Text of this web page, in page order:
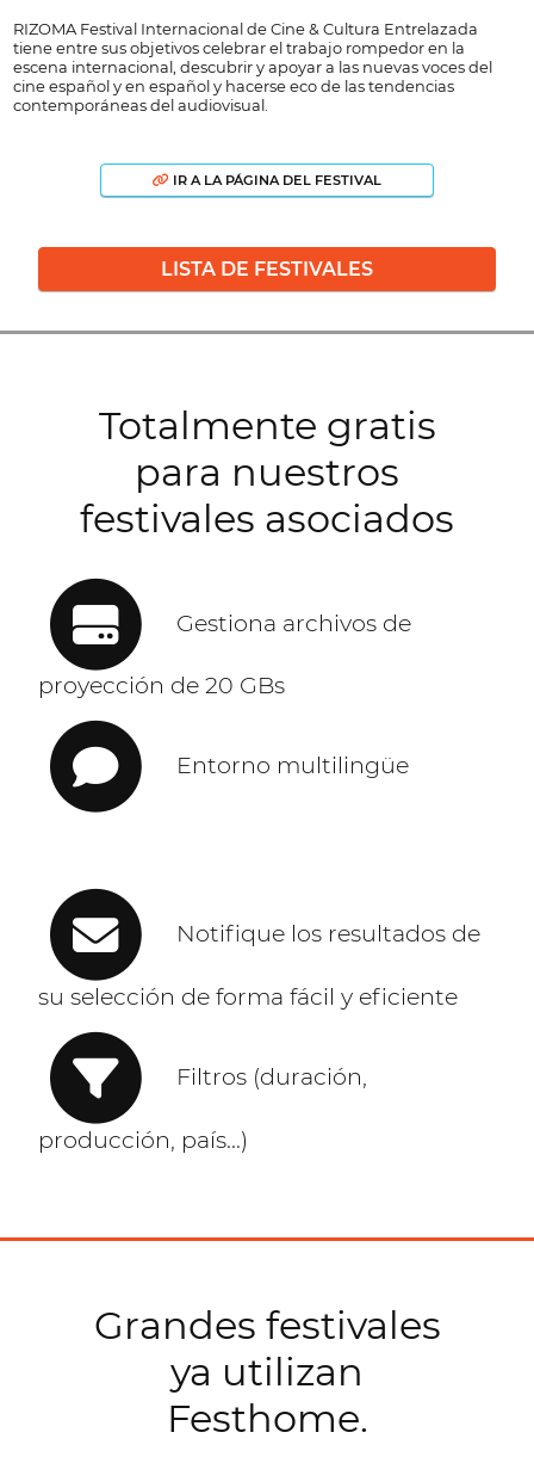
RIZOMA Festival Internacional de Cine & Cultura Entrelazada
tiene entre sus objetivos celebrar el trabajo rompedor en la
escena internacional, descubrir y apoyar a las nuevas voces del
cine español y en español y hacerse eco de las tendencias
contemporáneas del audiovisual.
IR A LA PÁGINA DEL FESTIVAL
LISTA DE FESTIVALES
Totalmente gratis
para nuestros
festivales asociados
Gestiona archivos de
proyección de 20 GBs
Entorno multilingüe
Notifique los resultados de
su selección de forma fácil y eficiente
Filtros (duración,
producción, país...)
Grandes festivales
ya utilizan
Festhome.